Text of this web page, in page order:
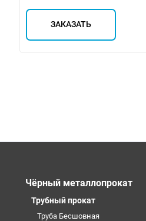
ЗАКАЗАТЬ
Чёрный металлопрокат
Трубный прокат
Труба Бесшовная